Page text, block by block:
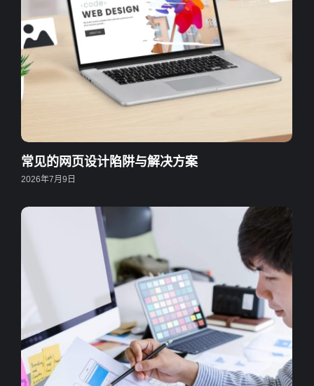
常见的网页设计陷阱与解决方案
2026年7月9日